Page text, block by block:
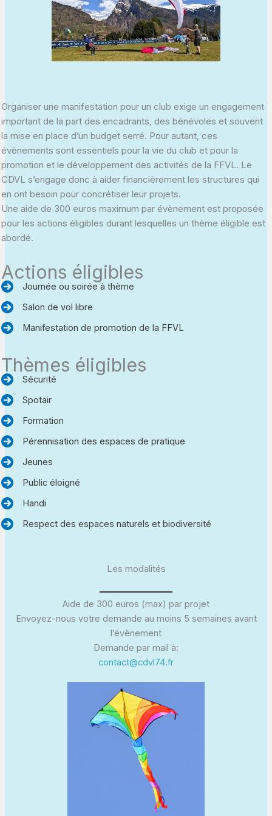
Organiser une manifestation pour un club exige un engagement
important de la part des encadrants, des bénévoles et souvent
la mise en place d’un budget serré. Pour autant, ces
évènements sont essentiels pour la vie du club et pour la
promotion et le développement des activités de la FFVL. Le
CDVL s’engage donc à aider financièrement les structures qui
en ont besoin pour concrétiser leur projets.
Une aide de 300 euros maximum par évènement est proposée
pour les actions éligibles durant lesquelles un thème éligible est
abordé.
Actions éligibles
Journée ou soirée à thème
Salon de vol libre
Manifestation de promotion de la FFVL
Thèmes éligibles
Sécurité
Spotair
Formation
Pérennisation des espaces de pratique
Jeunes
Public éloigné
Handi
Respect des espaces naturels et biodiversité
Les modalités
Aide de 300 euros (max) par projet
Envoyez-nous votre demande au moins 5 semaines avant
l’évènement
Demande par mail à:
contact@cdvl74.fr